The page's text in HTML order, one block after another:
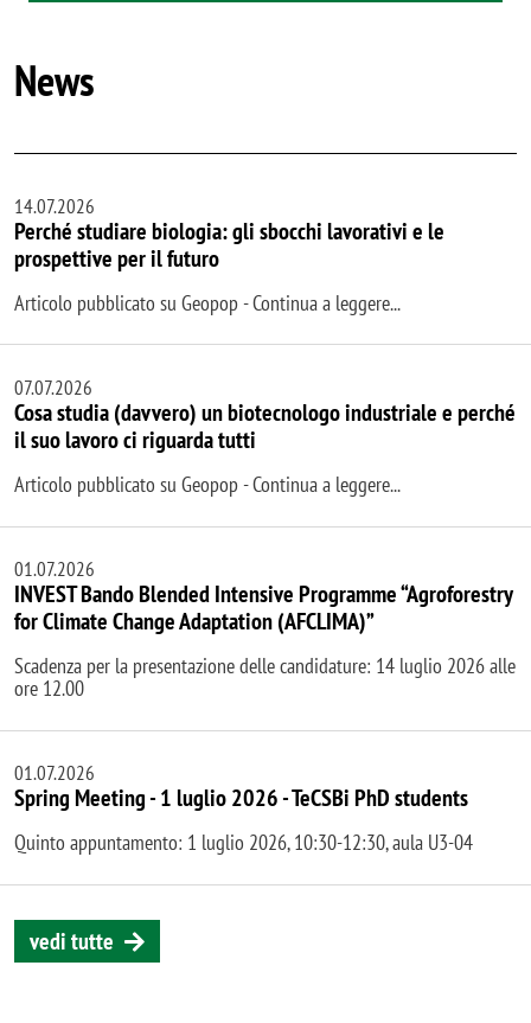
News
14.07.2026
Perché studiare biologia: gli sbocchi lavorativi e le
prospettive per il futuro
Articolo pubblicato su Geopop - Continua a leggere...
07.07.2026
Cosa studia (davvero) un biotecnologo industriale e perché
il suo lavoro ci riguarda tutti
Articolo pubblicato su Geopop - Continua a leggere...
01.07.2026
INVEST Bando Blended Intensive Programme “Agroforestry
for Climate Change Adaptation (AFCLIMA)”
Scadenza per la presentazione delle candidature: 14 luglio 2026 alle
ore 12.00
01.07.2026
Spring Meeting - 1 luglio 2026 - TeCSBi PhD students
Quinto appuntamento: 1 luglio 2026, 10:30-12:30, aula U3-04
vedi tutte